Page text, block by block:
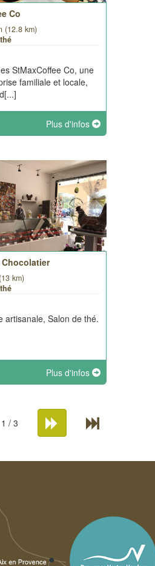
Co
(12.8 km)
StMaxCoffee Co, une
familiale et locale,
Plus d'infos
km)
artisanale, Salon de thé.
Plus d'infos
1 / 3